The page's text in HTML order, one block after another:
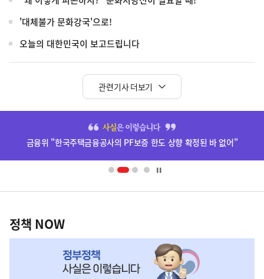
'대체불가 문화강국'으로!
오늘의 대한민국이 보고드립니다
관련기사 더보기
영
금융위 "한국주택금융공사의 PF보증 한도 상향 확정된 바 없어"
책
NOW,
정책 NOW